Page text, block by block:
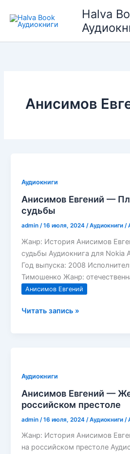
содержимому
Halva
Анисимов
Аудиокниги
Анисимов Евгений —
судьбы
admin /16 июля, 2024 /Аудиокниги /
Жанр: История Анисимов
судьбы Аудиокнига для Nokia
Год выпуска: 2008
Тимошенко Жанр:
Анисимов Евгений
Анисимов
Читать запись »
Аудиокниги
Анисимов Евгений —
российском престоле
admin /16 июля, 2024 /Аудиокниги /
Жанр: История Анисимов
на российском престоле